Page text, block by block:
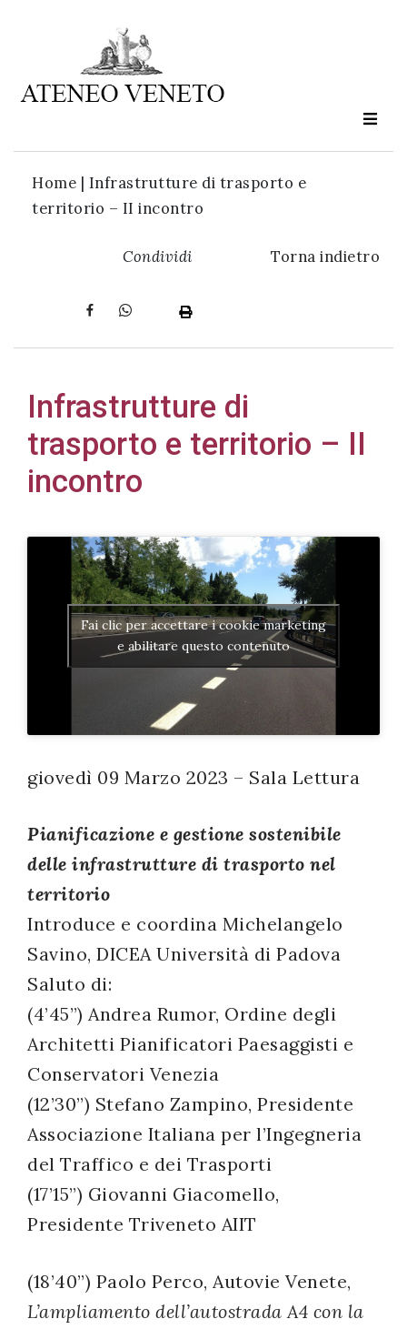
Home | Infrastrutture di trasporto e
territorio – II incontro
Condividi Torna indietro
Infrastrutture di
trasporto e territorio – II
incontro
Fai clic per accettare i cookie marketing
e abilitare questo contenuto
giovedì 09 Marzo 2023 – Sala Lettura
Pianificazione e gestione sostenibile
delle infrastrutture di trasporto nel
territorio
Introduce e coordina Michelangelo
Savino, DICEA Università di Padova
Saluto di:
(4’45”) Andrea Rumor, Ordine degli
Architetti Pianificatori Paesaggisti e
Conservatori Venezia
(12’30”) Stefano Zampino, Presidente
Associazione Italiana per l’Ingegneria
del Traffico e dei Trasporti
(17’15”) Giovanni Giacomello,
Presidente Triveneto AIIT
(18’40”) Paolo Perco, Autovie Venete,
L’ampliamento dell’autostrada A4 con la
Ateneo
è
cultura
all'uso dei
miei dati
personali in
accordo
con il
decreto
Registrazione
successo!